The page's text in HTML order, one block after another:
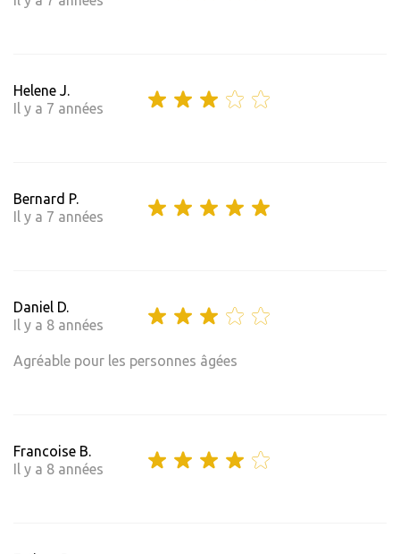
Helene J.
Il y a 7 années
Bernard P.
Il y a 7 années
Daniel D.
Il y a 8 années
Agréable pour les personnes âgées
Francoise B.
Il y a 8 années